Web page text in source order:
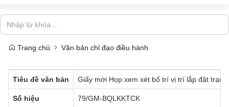
Trang chủ Văn bản chỉ đạo điều hành
Tiêu đề văn bản Giấy mời Họp xem xét bố trí vị trí lắp đặt
Số hiệu 79/GM-BQLKKTCK